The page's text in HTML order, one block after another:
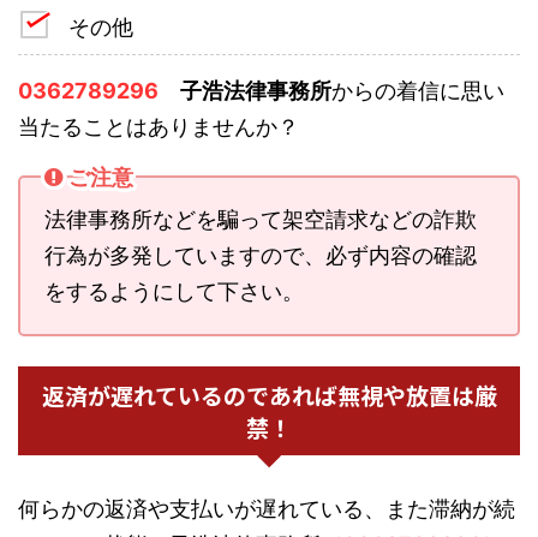
その他
0362789296 子浩法律事務所からの着信に思い
当たることはありませんか？
ご注意
法律事務所などを騙って架空請求などの詐欺
行為が多発していますので、必ず内容の確認
をするようにして下さい。
返済が遅れているのであれば無視や放置は厳
禁！
何らかの返済や支払いが遅れている、また滞納が続